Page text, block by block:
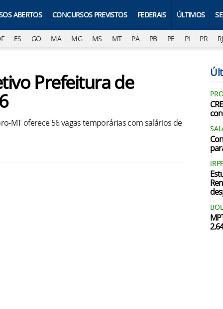
ABERTOS CONCURSOS PREVISTOS FEDERAIS ÚLTIMOS
ES GO MA MG MS MT PA PB PE PI PR RJ
Prefeitura de
MT oferece 56 vagas temporárias com salários de